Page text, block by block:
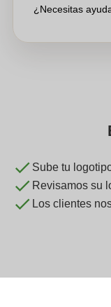
¿Necesitas
Sube tu
Revisamos su
Los clientes